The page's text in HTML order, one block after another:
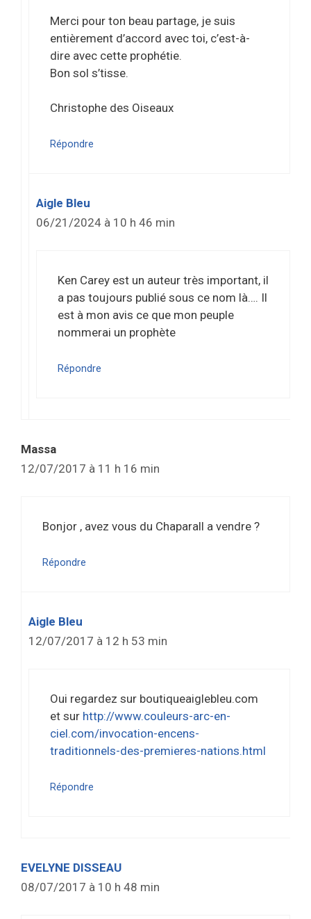
Merci pour ton beau partage, je suis
entièrement d’accord avec toi, c’est-à-
dire avec cette prophétie.
Bon sol s’tisse.
Christophe des Oiseaux
Répondre
Aigle Bleu
06/21/2024 à 10 h 46 min
Ken Carey est un auteur très important, il
a pas toujours publié sous ce nom là…. Il
est à mon avis ce que mon peuple
nommerai un prophète
Répondre
Massa
12/07/2017 à 11 h 16 min
Bonjor , avez vous du Chaparall a vendre ?
Répondre
Aigle Bleu
12/07/2017 à 12 h 53 min
Oui regardez sur boutiqueaiglebleu.com
et sur http://www.couleurs-arc-en-
ciel.com/invocation-encens-
traditionnels-des-premieres-nations.html
Répondre
EVELYNE DISSEAU
08/07/2017 à 10 h 48 min